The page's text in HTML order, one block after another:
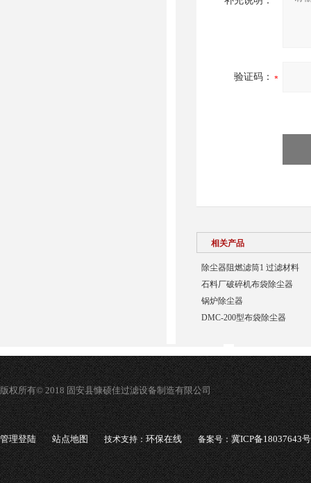
验证码：
相关产品
除尘器阻燃滤筒1 过滤材料
石料厂破碎机布袋除尘器
锅炉除尘器
DMC-200型布袋除尘器
版权所有© 2018 固安县慷硕佳过滤设备制造有限公司
管理登陆 站点地图 技术支持：环保在线 备案号：冀ICP备18037643